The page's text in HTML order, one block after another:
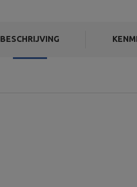
BESCHRIJVING